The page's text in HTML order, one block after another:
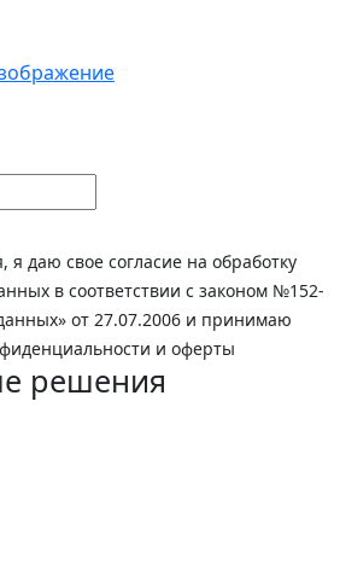
даю свое согласие на обработку
в соответствии с законом №152-
от 27.07.2006 и принимаю
и оферты
решения